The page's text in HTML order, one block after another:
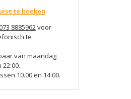
te boeken
8885962voor
te
van maandag
10.00 en 14:00.